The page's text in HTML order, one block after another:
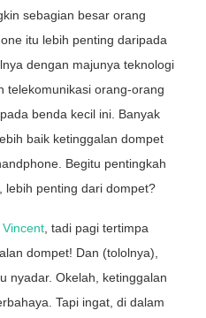
sebagian besar orang
itu lebih penting daripada
dengan majunya teknologi
telekomunikasi orang-orang
benda kecil ini. Banyak
baik ketinggalan dompet
Begitu pentingkah
lebih penting dari dompet?
Vincent , tadi pagi tertimpa
dompet! Dan (tololnya),
nyadar. Okelah, ketinggalan
Tapi ingat, di dalam